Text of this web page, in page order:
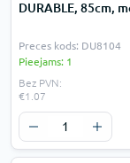
DURABLE, 85cm,
Preces kods: DU8104
Pieejams: 1
Bez PVN:
€1.07